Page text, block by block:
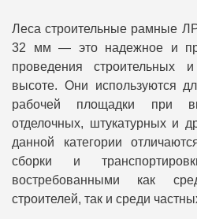
Леса строительные рамные
32 мм — это надежное и
проведения строительных
высоте. Они используются
рабочей площадки при
отделочных, штукатурных и
данной категории
сборки и
востребованными как
строителей, так и среди